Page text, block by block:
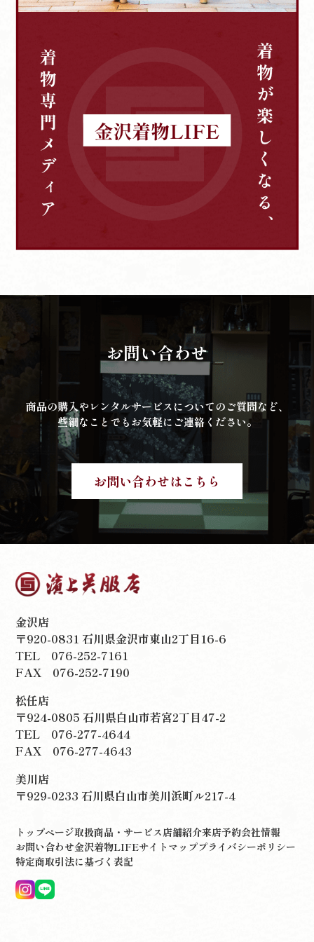
お問い合わせ
商品の購入やレンタルサービスについてのご質問など、
些細なことでもお気軽にご連絡ください。
お問い合わせはこちら
金沢店
〒920-0831 石川県金沢市東山2丁目16-6
TEL 076-252-7161
FAX 076-252-7190
松任店
〒924-0805 石川県白山市若宮2丁目47-2
TEL 076-277-4644
FAX 076-277-4643
美川店
〒929-0233 石川県白山市美川浜町ル217-4
トップページ取扱商品・サービス店舗紹介来店予約会社情報
お問い合わせ金沢着物LIFEサイトマッププライバシーポリシー
特定商取引法に基づく表記